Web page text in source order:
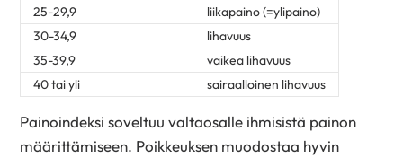
25-29,9
liikapaino (=ylipaino)
30-34,9
lihavuus
35-39,9
vaikea lihavuus
40 tai yli
sairaalloinen lihavuus
Painoindeksi soveltuu valtaosalle ihmisistä painon
määrittämiseen. Poikkeuksen muodostaa hyvin